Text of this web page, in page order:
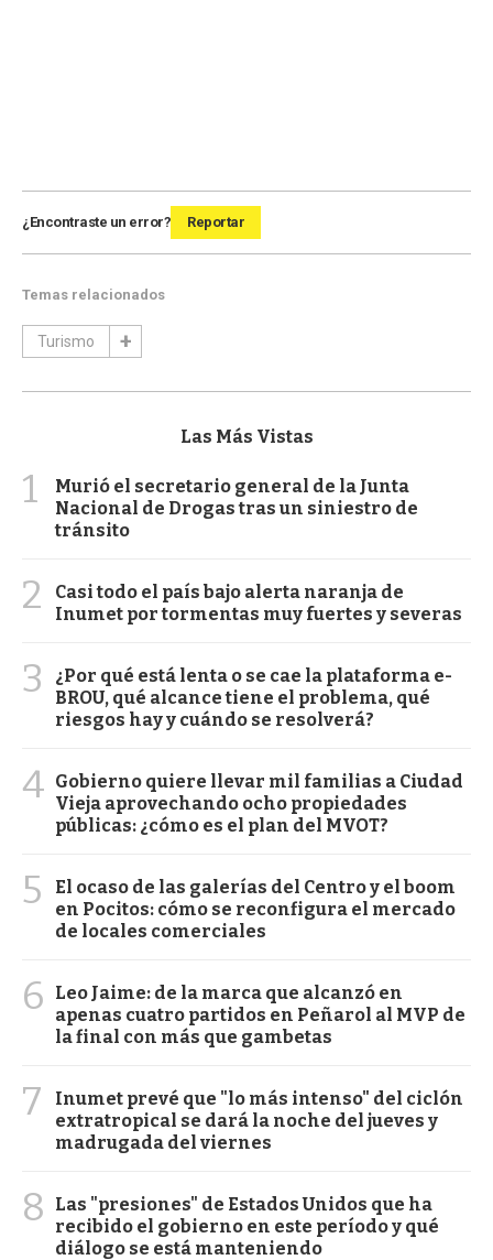
¿Encontraste un error? Reportar
Temas relacionados
Turismo
Las Más Vistas
1
Murió el secretario general de la Junta
Nacional de Drogas tras un siniestro de
tránsito
2
Casi todo el país bajo alerta naranja de
Inumet por tormentas muy fuertes y severas
3
¿Por qué está lenta o se cae la plataforma e-
BROU, qué alcance tiene el problema, qué
riesgos hay y cuándo se resolverá?
4 Gobierno quiere llevar mil familias a Ciudad
Vieja aprovechando ocho propiedades
públicas: ¿cómo es el plan del MVOT?
5
El ocaso de las galerías del Centro y el boom
en Pocitos: cómo se reconfigura el mercado
de locales comerciales
6
Leo Jaime: de la marca que alcanzó en
apenas cuatro partidos en Peñarol al MVP de
la final con más que gambetas
7
Inumet prevé que "lo más intenso" del ciclón
extratropical se dará la noche del jueves y
madrugada del viernes
8
Las "presiones" de Estados Unidos que ha
recibido el gobierno en este período y qué
diálogo se está manteniendo